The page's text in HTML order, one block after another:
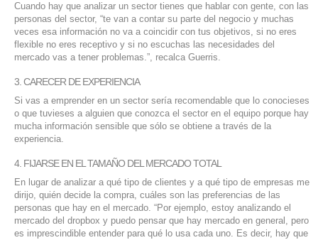
SISTEMAS PARA NEGOCIOS Y EMPRESAS
MARKETING DIGITAL
SERVICIOS DE TI
TRANSFORMACIÓN DIGITAL
PORTAFOLIO
BLOG
Cuando hay que analizar un sector tienes que hablar con gente, con las
personas del sector, “te van a contar su parte del negocio y muchas
veces esa información no va a coincidir con tus objetivos, si no eres
flexible no eres receptivo y si no escuchas las necesidades del
mercado vas a tener problemas.”, recalca Guerris.
3. CARECER DE EXPERIENCIA
Si vas a emprender en un sector sería recomendable que lo conocieses
o que tuvieses a alguien que conozca el sector en el equipo porque hay
mucha información sensible que sólo se obtiene a través de la
experiencia.
4. FIJARSE EN EL TAMAÑO DEL MERCADO TOTAL
En lugar de analizar a qué tipo de clientes y a qué tipo de empresas me
dirijo, quién decide la compra, cuáles son las preferencias de las
personas que hay en el mercado. “Por ejemplo, estoy analizando el
mercado del dropbox y puedo pensar que hay mercado en general, pero
es imprescindible entender para qué lo usa cada uno. Es decir, hay que